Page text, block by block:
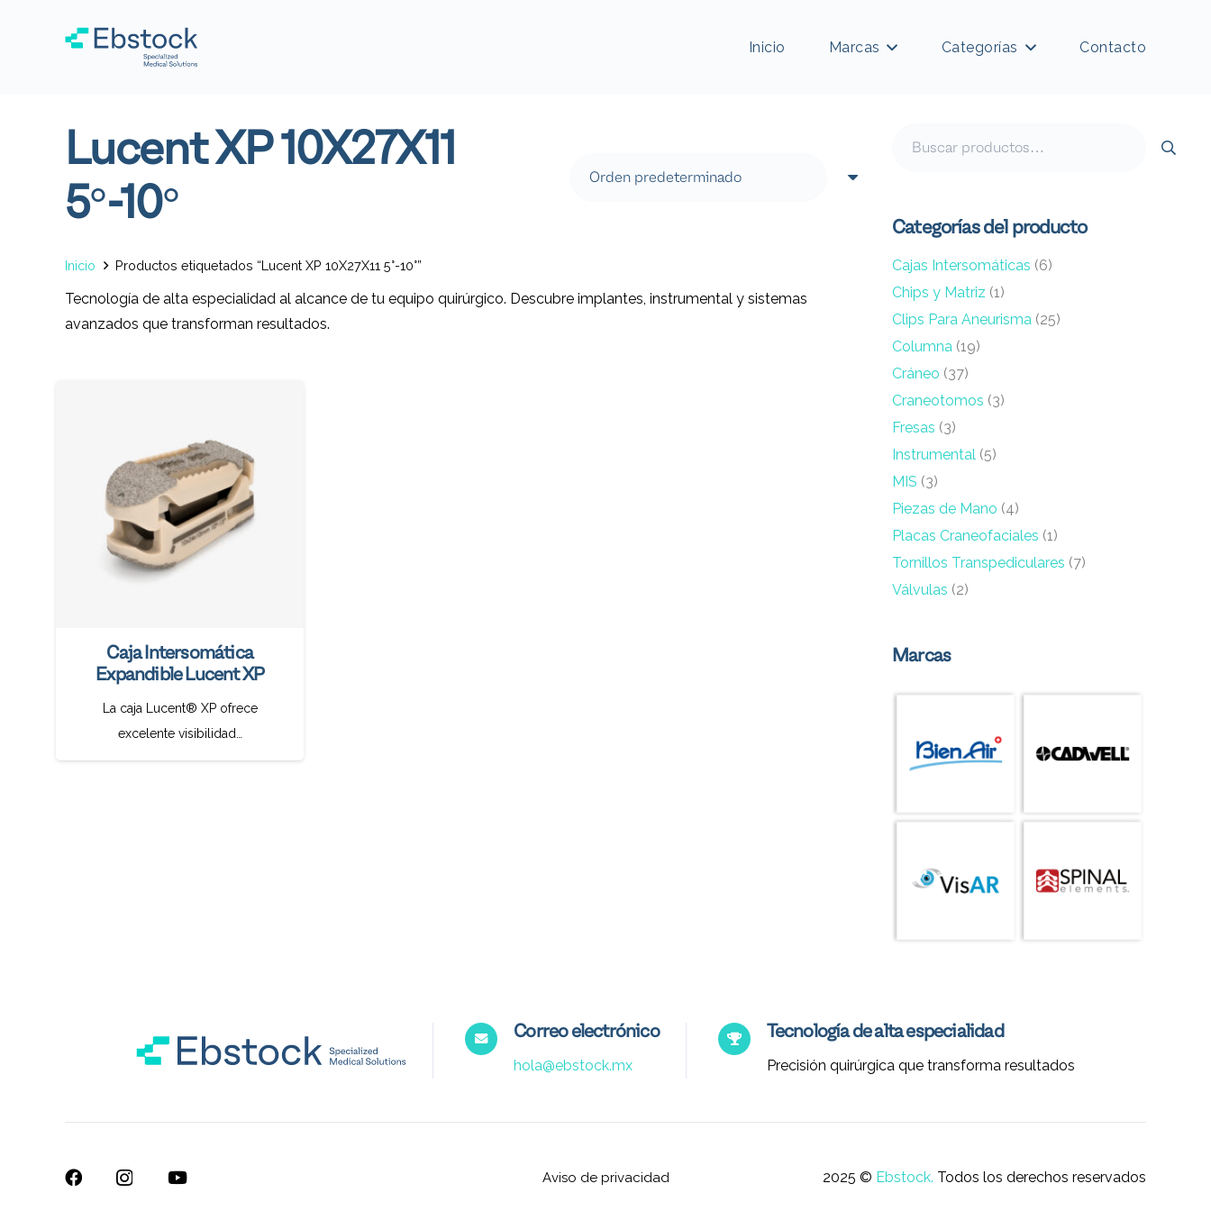
Inicio Marcas Categorías Contacto
Lucent XP 10X27X11
5°-10°
Inicio Productos etiquetados “Lucent XP 10X27X11 5°-10°”
Tecnología de alta especialidad al alcance de tu equipo quirúrgico. Descubre implantes, instrumental y sistemas
avanzados que transforman resultados.
Caja Intersomática
Expandible Lucent XP
La caja Lucent® XP ofrece
excelente visibilidad…
Categorías del producto
Cajas Intersomáticas (6)
Chips y Matriz (1)
Clips Para Aneurisma (25)
Columna (19)
Cráneo (37)
Craneotomos (3)
Fresas (3)
Instrumental (5)
MIS (3)
Piezas de Mano (4)
Placas Craneofaciales (1)
Tornillos Transpediculares (7)
Válvulas (2)
Marcas
Correo electrónico
hola@ebstock.mx
Tecnología de alta especialidad
Precisión quirúrgica que transforma resultados
Aviso de privacidad 2025 © Ebstock. Todos los derechos reservados